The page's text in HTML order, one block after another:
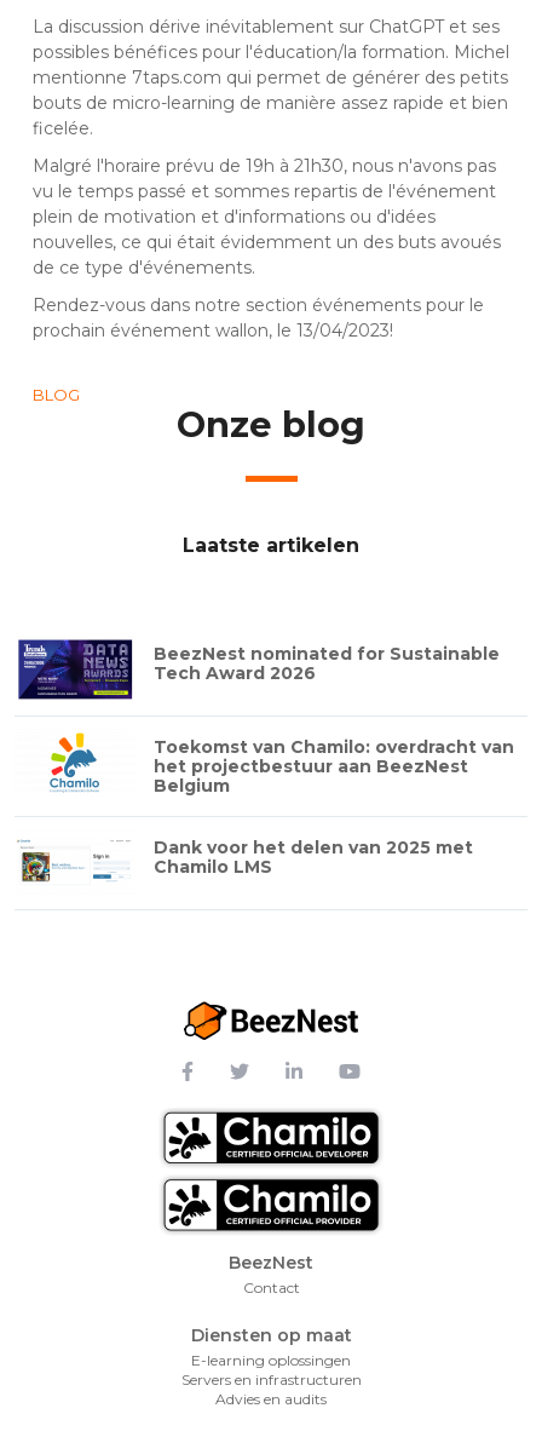
La discussion dérive inévitablement sur ChatGPT et ses
possibles bénéfices pour l'éducation/la formation. Michel
mentionne 7taps.com qui permet de générer des petits
bouts de micro-learning de manière assez rapide et bien
ficelée.
Malgré l'horaire prévu de 19h à 21h30, nous n'avons pas
vu le temps passé et sommes repartis de l'événement
plein de motivation et d'informations ou d'idées
nouvelles, ce qui était évidemment un des buts avoués
de ce type d'événements.
Rendez-vous dans notre section événements pour le
prochain événement wallon, le 13/04/2023!
BLOG
Onze blog
Laatste artikelen
BeezNest nominated for Sustainable
Tech Award 2026
Toekomst van Chamilo: overdracht van
het projectbestuur aan BeezNest
Belgium
Dank voor het delen van 2025 met
Chamilo LMS
Footer MenuBeezNest
Contact
Diensten op maat
E-learning oplossingen
Servers en infrastructuren
Advies en audits